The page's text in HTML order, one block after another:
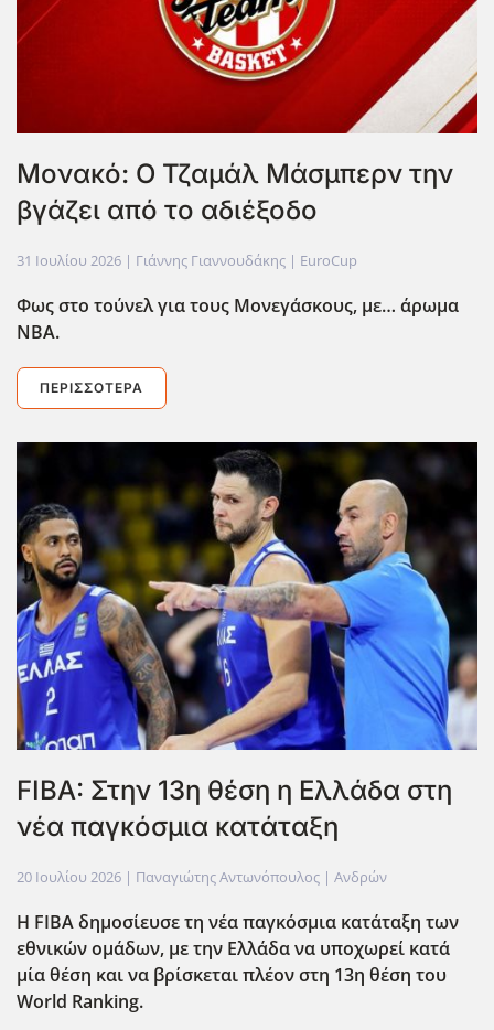
Μονακό: Ο Τζαμάλ Μάσμπερν την
βγάζει από το αδιέξοδο
31 Ιουλίου 2026 | Γιάννης Γιαννουδάκης | EuroCup
Φως στο τούνελ για τους Μονεγάσκους, με… άρωμα
ΝΒΑ.
ΠΕΡΙΣΣΌΤΕΡΑ
FIBA: Στην 13η θέση η Ελλάδα στη
νέα παγκόσμια κατάταξη
20 Ιουλίου 2026 | Παναγιώτης Αντωνόπουλος | Ανδρών
Η FIBA δημοσίευσε τη νέα παγκόσμια κατάταξη των
εθνικών ομάδων, με την Ελλάδα να υποχωρεί κατά
μία θέση και να βρίσκεται πλέον στη 13η θέση του
World Ranking.